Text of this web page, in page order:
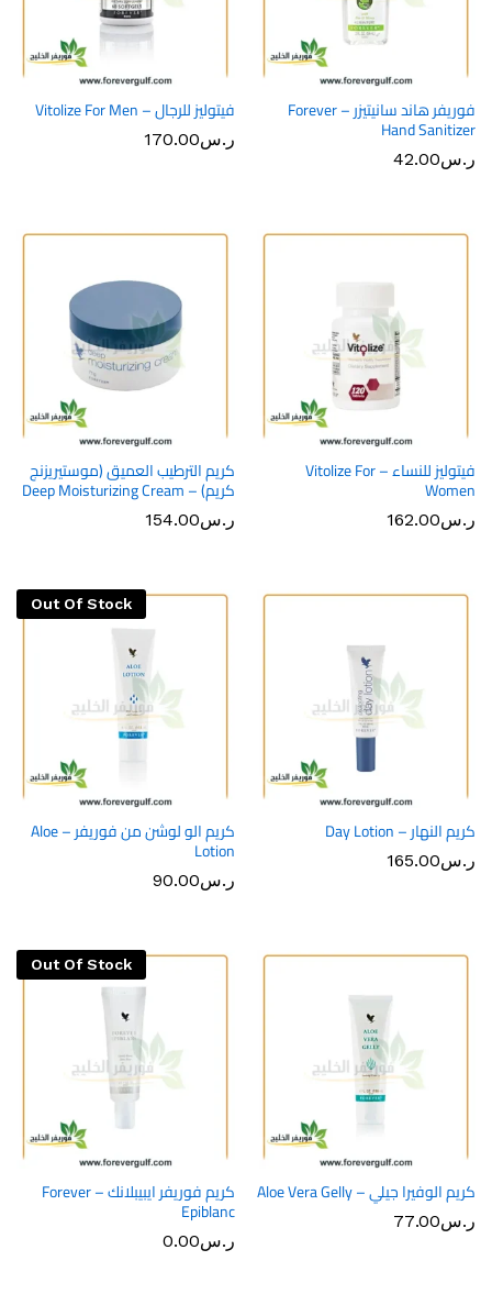
فوريفر هاند سانيتيزر – Forever
Hand Sanitizer
ر.س42.00
فيتوليز للرجال – Vitolize For Men
ر.س170.00
فيتوليز للنساء – Vitolize For
Women
ر.س162.00
كريم الترطيب العميق (موستيريزنج
كريم) – Deep Moisturizing Cream
ر.س154.00
كريم النهار – Day Lotion
ر.س165.00
Out Of Stock
كريم الو لوشن من فوريفر – Aloe
Lotion
ر.س90.00
كريم الوفيرا جيلي – Aloe Vera Gelly
ر.س77.00
Out Of Stock
كريم فوريفر ايبيبلانك – Forever
Epiblanc
ر.س0.00